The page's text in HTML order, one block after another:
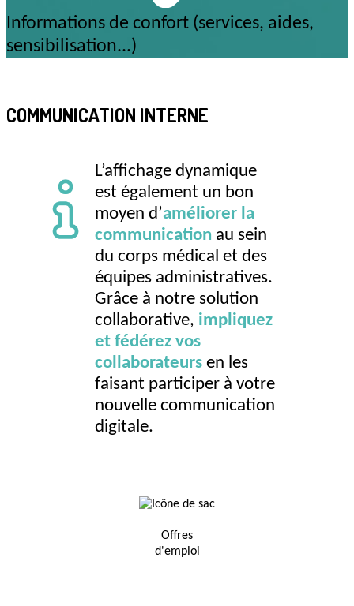
Informations de confort (services, aides,
sensibilisation...)
COMMUNICATION INTERNE
L’affichage dynamique
est également un bon
moyen d’améliorer la
communication au sein
du corps médical et des
équipes administratives.
Grâce à notre solution
collaborative, impliquez
et fédérez vos
collaborateurs en les
faisant participer à votre
nouvelle communication
digitale.
Offres
d'emploi